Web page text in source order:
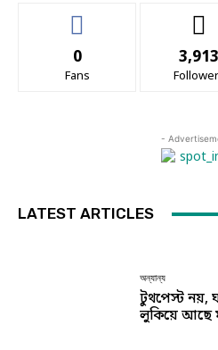
0
Fans
3,913
-
LATEST ARTICLES
অন্যান্য
টুথপেস্ট নয়,
লুকিয়ে আছে